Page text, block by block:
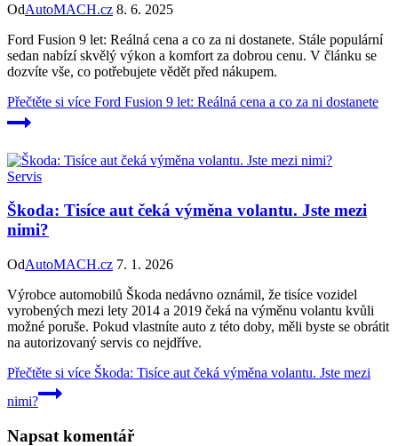
OdAutoMACH.cz 8. 6. 2025
Ford Fusion 9 let: Reálná cena a co za ni dostanete. Stále populární
sedan nabízí skvělý výkon a komfort za dobrou cenu. V článku se
dozvíte vše, co potřebujete vědět před nákupem.
Přečtěte si více Ford Fusion 9 let: Reálná cena a co za ni dostanete
Servis
Škoda: Tisíce aut čeká výměna volantu. Jste mezi
nimi?
OdAutoMACH.cz 7. 1. 2026
Výrobce automobilů Škoda nedávno oznámil, že tisíce vozidel
vyrobených mezi lety 2014 a 2019 čeká na výměnu volantu kvůli
možné poruše. Pokud vlastníte auto z této doby, měli byste se obrátit
na autorizovaný servis co nejdříve.
Přečtěte si více Škoda: Tisíce aut čeká výměna volantu. Jste mezi
nimi?
Napsat komentář